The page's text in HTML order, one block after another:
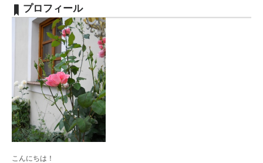
プロフィール
こんにちは！